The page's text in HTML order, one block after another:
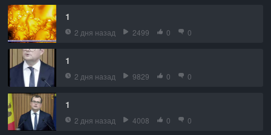
1
2 дня назад 2499 0 0
1
2 дня назад 9829 0 0
1
2 дня назад 4008 0 0